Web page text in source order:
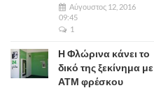
Αύγουστος 12, 2016
09:45
1
Η Φλώρινα κάνει το
δικό της ξεκίνημα με
ΑΤΜ φρέσκου